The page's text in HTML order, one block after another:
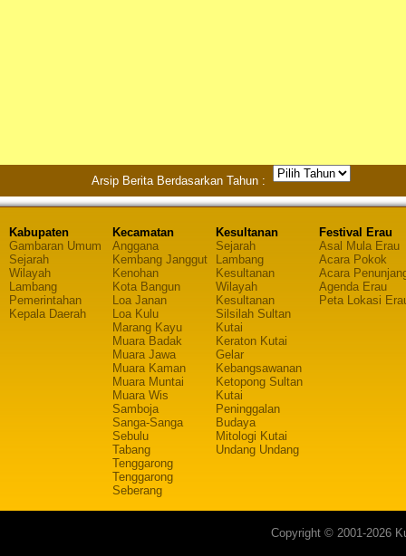
Arsip Berita Berdasarkan Tahun :
Kabupaten
Gambaran Umum
Sejarah
Wilayah
Lambang
Pemerintahan
Kepala Daerah
Kecamatan
Anggana
Kembang Janggut
Kenohan
Kota Bangun
Loa Janan
Loa Kulu
Marang Kayu
Muara Badak
Muara Jawa
Muara Kaman
Muara Muntai
Muara Wis
Samboja
Sanga-Sanga
Sebulu
Tabang
Tenggarong
Tenggarong
Seberang
Kesultanan
Sejarah
Lambang
Kesultanan
Wilayah
Kesultanan
Silsilah Sultan
Kutai
Keraton Kutai
Gelar
Kebangsawanan
Ketopong Sultan
Kutai
Peninggalan
Budaya
Mitologi Kutai
Undang Undang
Festival Erau
Asal Mula Erau
Acara Pokok
Acara
Agenda Erau
Peta Lokasi
Copyright © 2001-2026